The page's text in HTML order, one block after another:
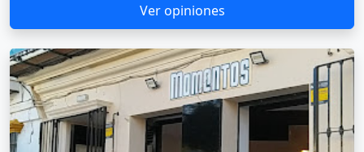
Ver opiniones